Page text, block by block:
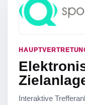
Interaktive